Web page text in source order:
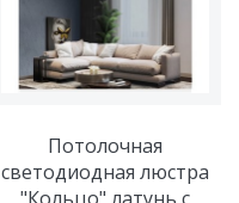
Потолочная
светодиодная люстра